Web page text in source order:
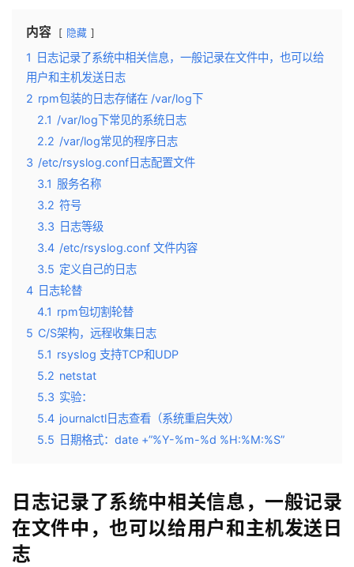
内容 隐藏
1
日志记录了系统中相关信息，一般记录在文件中，也可以给
用户和主机发送日志
2 rpm包装的日志存储在 /var/log下
2.1 /var/log下常见的系统日志
2.2 /var/log常见的程序日志
3 /etc/rsyslog.conf日志配置文件
3.1 服务名称
3.2 符号
3.3 日志等级
3.4 /etc/rsyslog.conf 文件内容
3.5 定义自己的日志
4 日志轮替
4.1 rpm包切割轮替
5 C/S架构，远程收集日志
5.1 rsyslog 支持TCP和UDP
5.2 netstat
5.3 实验：
5.4 journalctl日志查看（系统重启失效）
5.5 日期格式：date +”%Y-%m-%d %H:%M:%S”
日志记录了系统中相关信息，一般记录
在文件中，也可以给用户和主机发送日
志